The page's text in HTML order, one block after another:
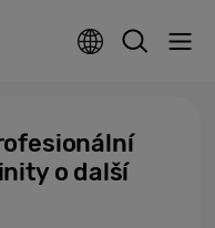
o další